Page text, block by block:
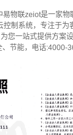
易物联zeiot是一家
制系统，专注于为
您一站式提供方案
节能，电话:4000-